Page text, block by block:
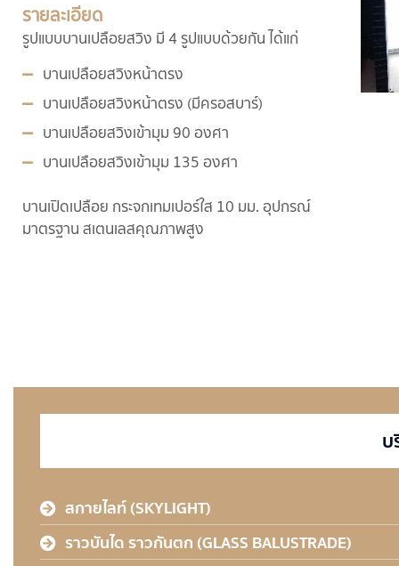
รายละเอียด
รูปแบบบานเปลือยสวิง มี 4 รูปแบบด้วยกัน ได้แก่
บานเปลือยสวิงหน้าตรง
บานเปลือยสวิงหน้าตรง (มีครอสบาร์)
บานเปลือยสวิงเข้ามุม 90 องศา
บานเปลือยสวิงเข้ามุม 135 องศา
บานเปิดเปลือย กระจกเทมเปอร์ใส 10 มม. อุปกรณ์
มาตรฐาน สเตนเลสคุณภาพสูง
บ
สกายไลท์ (SKYLIGHT)
ราวบันได ราวกันตก (GLASS BALUSTRADE)